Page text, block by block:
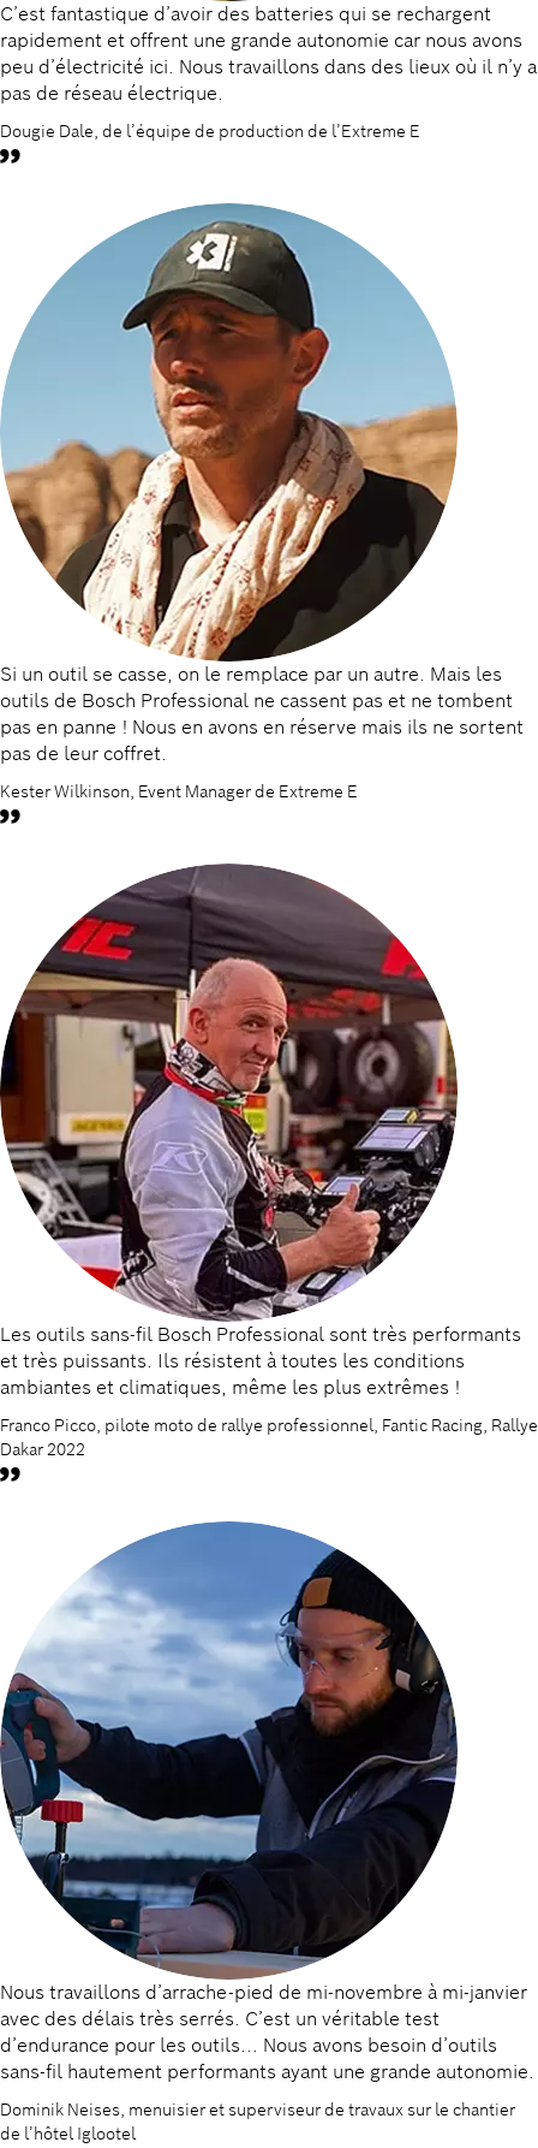
C’est fantastique d’avoir des batteries qui se rechargent
rapidement et offrent une grande autonomie car nous avons
peu d’électricité ici. Nous travaillons dans des lieux où il n’y a
pas de réseau électrique.
Dougie Dale, de l’équipe de production de l’Extreme E
Si un outil se casse, on le remplace par un autre. Mais les
outils de Bosch Professional ne cassent pas et ne tombent
pas en panne ! Nous en avons en réserve mais ils ne sortent
pas de leur coffret.
Kester Wilkinson, Event Manager de Extreme E
Les outils sans-fil Bosch Professional sont très performants
et très puissants. Ils résistent à toutes les conditions
ambiantes et climatiques, même les plus extrêmes !
Franco Picco, pilote moto de rallye professionnel, Fantic Racing, Rallye
Dakar 2022
Nous travaillons d’arrache-pied de mi-novembre à mi-janvier
avec des délais très serrés. C’est un véritable test
d’endurance pour les outils... Nous avons besoin d’outils
sans-fil hautement performants ayant une grande autonomie.
Dominik Neises, menuisier et superviseur de travaux sur le chantier
de l’hôtel Iglootel